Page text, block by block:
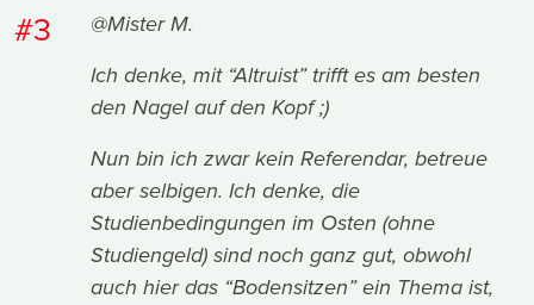
#3
@Mister M.
Ich denke, mit “Altruist” trifft es am besten
den Nagel auf den Kopf ;)
Nun bin ich zwar kein Referendar, betreue
aber selbigen. Ich denke, die
Studienbedingungen im Osten (ohne
Studiengeld) sind noch ganz gut, obwohl
auch hier das “Bodensitzen” ein Thema ist,